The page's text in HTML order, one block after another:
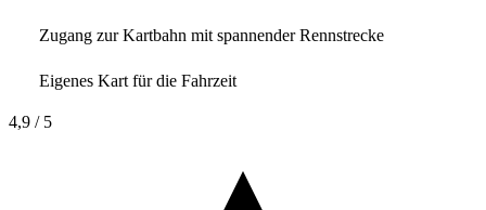
Zugang zur Kartbahn mit spannender Rennstrecke
Eigenes Kart für die Fahrzeit
4,9 / 5